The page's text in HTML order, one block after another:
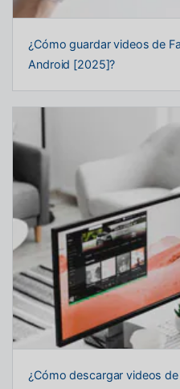
¿Cómo guardar videos de
Android [2025]?
¿Cómo descargar videos